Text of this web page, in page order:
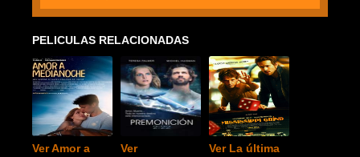
PELICULAS RELACIONADAS
Ver Amor a
Ver
Ver La última